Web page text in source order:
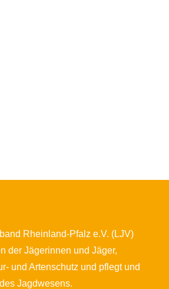
Rheinland-Pfalz e.V. (LJV)
der Jägerinnen und Jäger,
und Artenschutz und pflegt und
Jagdwesens.